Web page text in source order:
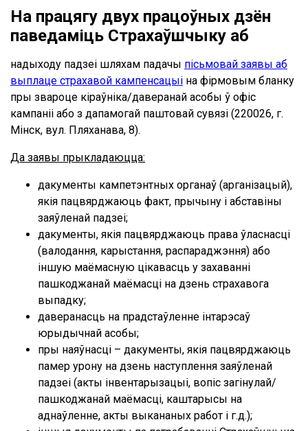
На працягу двух працоўных дзён
паведаміць Страхаўшчыку аб
надыходу падзеі шляхам падачы пісьмовай заявы аб
выплаце страхавой кампенсацыі на фірмовым бланку
пры звароце кіраўніка/даверанай асобы ў офіс
кампаніі або з дапамогай паштовай сувязі (220026, г.
Мінск, вул. Пляханава, 8).
Да заявы прыкладаюцца:
дакументы кампетэнтных органаў (арганізацый),
якія пацвярджаюць факт, прычыну і абставіны
заяўленай падзеі;
дакументы, якія пацвярджаюць права ўласнасці
(валодання, карыстання, распараджэння) або
іншую маёмасную цікавасць у захаванні
пашкоджанай маёмасці на дзень страхавога
выпадку;
даверанасць на прадстаўленне інтарэсаў
юрыдычнай асобы;
пры наяўнасці – дакументы, якія пацвярджаюць
памер урону на дзень наступлення заяўленай
падзеі (акты інвентарызацыі, вопіс загінулай/
пашкоджанай маёмасці, каштарысы на
аднаўленне, акты выкананых работ і г.д.);